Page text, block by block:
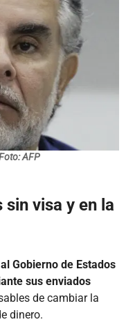
AFP
visa y en la
Gobierno de Estados
sus enviados
de cambiar la
dinero.